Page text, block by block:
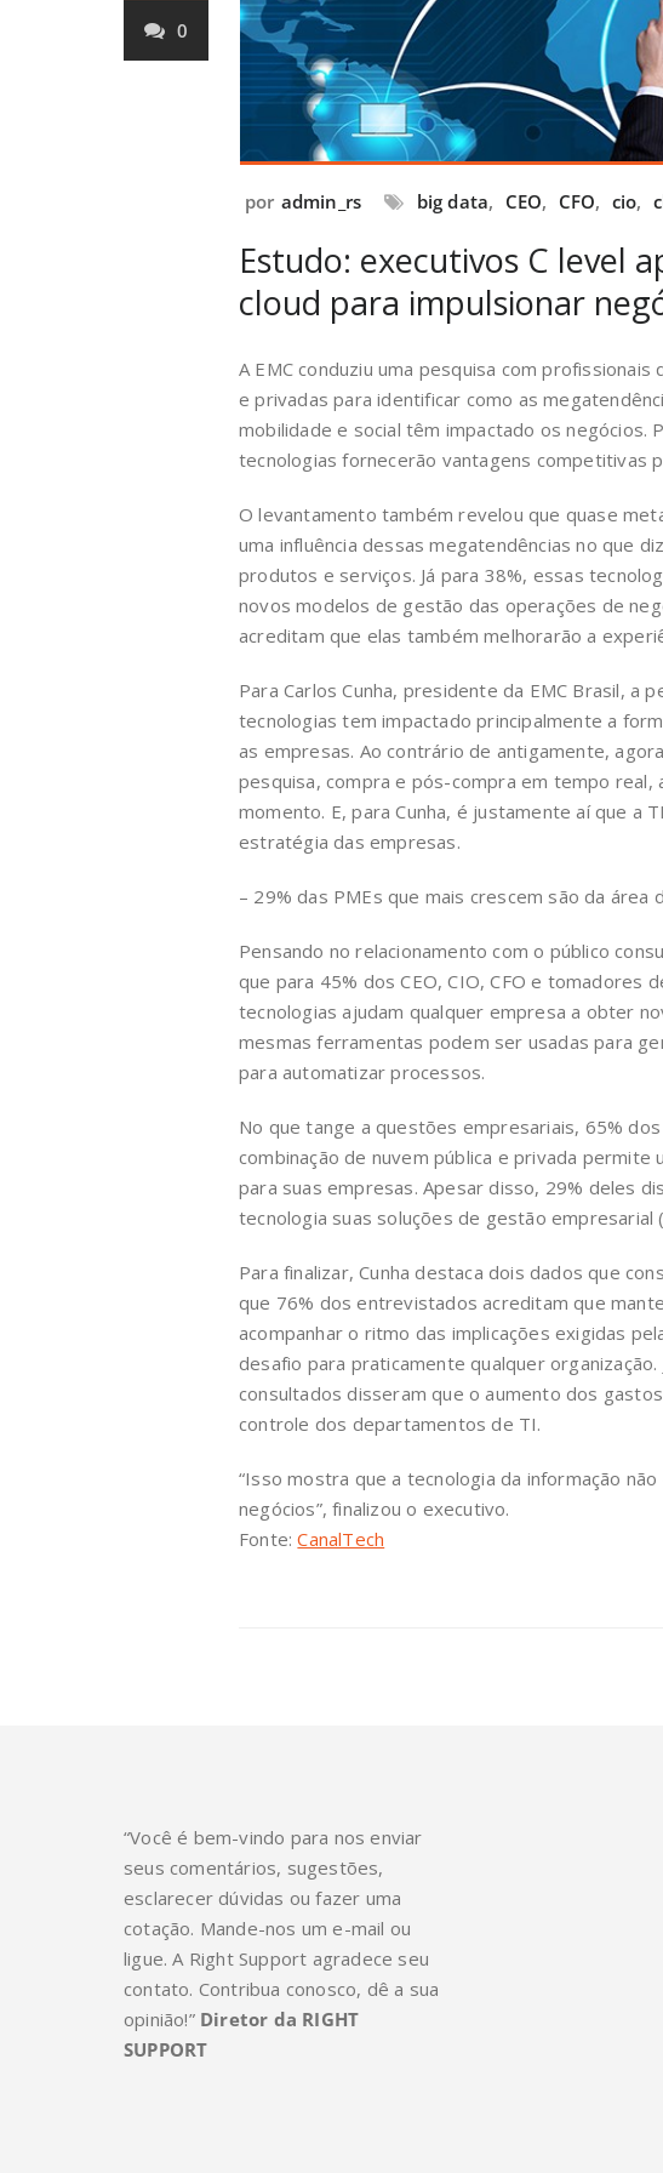
0
por admin_rs big data, CEO, CFO, cio,
Estudo: executivos C level
cloud para impulsionar
A EMC conduziu uma pesquisa com
e privadas para identificar como as
mobilidade e social têm impactado os negócios.
tecnologias fornecerão vantagens competitivas
O levantamento também revelou que quase
uma influência dessas megatendências no que
produtos e serviços. Já para 38%, essas
novos modelos de gestão das operações de
acreditam que elas também melhorarão a
Para Carlos Cunha, presidente da EMC Brasil, a
tecnologias tem impactado principalmente a
as empresas. Ao contrário de antigamente,
pesquisa, compra e pós-compra em tempo
momento. E, para Cunha, é justamente aí que a
estratégia das empresas.
– 29% das PMEs que mais crescem são da área
Pensando no relacionamento com o público
que para 45% dos CEO, CIO, CFO e tomadores
tecnologias ajudam qualquer empresa a obter
mesmas ferramentas podem ser usadas para
para automatizar processos.
No que tange a questões empresariais, 65%
combinação de nuvem pública e privada permite
para suas empresas. Apesar disso, 29% deles
tecnologia suas soluções de gestão empresarial
Para finalizar, Cunha destaca dois dados que
que 76% dos entrevistados acreditam que
acompanhar o ritmo das implicações exigidas
desafio para praticamente qualquer
consultados disseram que o aumento dos
controle dos departamentos de TI.
“Isso mostra que a tecnologia da informação
negócios”, finalizou o executivo.
Fonte:CanalTech
“Você é bem-vindo para nos enviar
seus comentários, sugestões,
esclarecer dúvidas ou fazer uma
cotação. Mande-nos um e-mail ou
ligue. A Right Support agradece seu
contato. Contribua conosco, dê a sua
opinião!” Diretor da RIGHT
SUPPORT